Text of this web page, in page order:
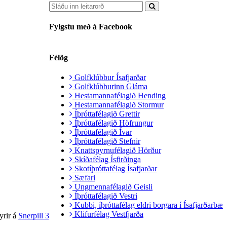
Fylgstu með á Facebook
Félög
Golfklúbbur Ísafjarðar
Golfklúbburinn Gláma
Hestamannafélagið Hending
Hestamannafélagið Stormur
Íþróttafélagið Grettir
Íþróttafélagið Höfrungur
Íþróttafélagið Ívar
Íþróttafélagið Stefnir
Knattspyrnufélagið Hörður
Skíðafélag Ísfirðinga
Skotíþróttafélag Ísafjarðar
Sæfari
Ungmennafélagið Geisli
Íþróttafélagið Vestri
Kubbi, íþróttafélag eldri borgara í Ísafjarðarbæ
Klifurfélag Vestfjarða
á Snerpill 3